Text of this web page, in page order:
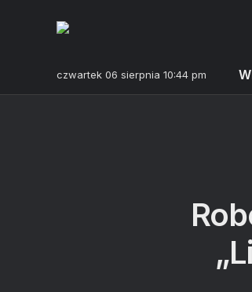
czwartek 06 sierpnia 10:44 pm